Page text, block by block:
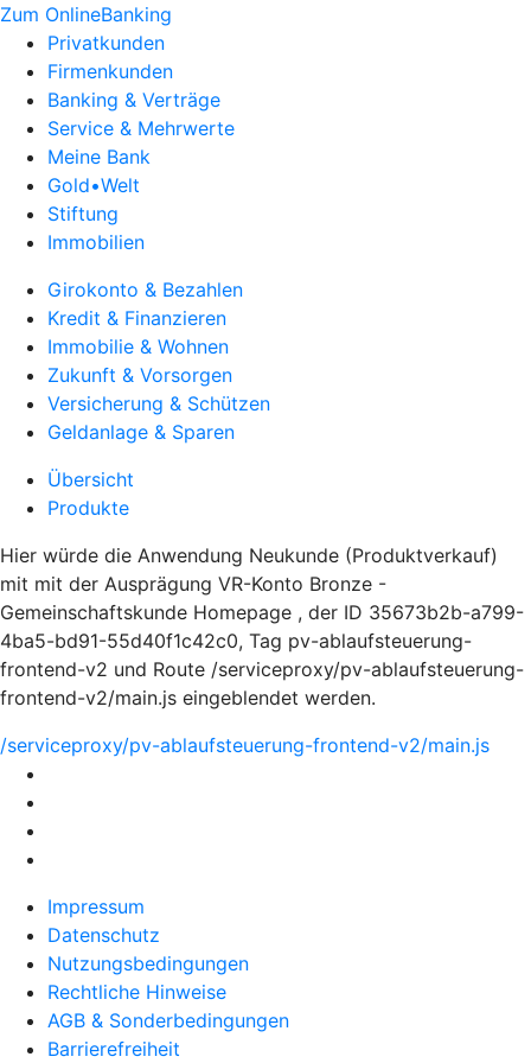
Zum OnlineBanking
Privatkunden
Firmenkunden
Banking & Verträge
Service & Mehrwerte
Meine Bank
Gold•Welt
Stiftung
Immobilien
Girokonto & Bezahlen
Kredit & Finanzieren
Immobilie & Wohnen
Zukunft & Vorsorgen
Versicherung & Schützen
Geldanlage & Sparen
Übersicht
Produkte
Hier würde die Anwendung Neukunde (Produktverkauf)
mit mit der Ausprägung VR-Konto Bronze -
Gemeinschaftskunde Homepage , der ID 35673b2b-a799-
4ba5-bd91-55d40f1c42c0, Tag pv-ablaufsteuerung-
frontend-v2 und Route /serviceproxy/pv-ablaufsteuerung-
frontend-v2/main.js eingeblendet werden.
/serviceproxy/pv-ablaufsteuerung-frontend-v2/main.js
Impressum
Datenschutz
Nutzungsbedingungen
Rechtliche Hinweise
AGB & Sonderbedingungen
Barrierefreiheit